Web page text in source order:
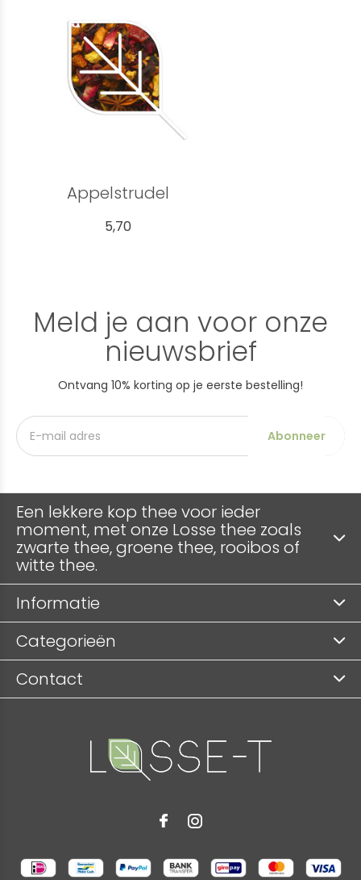
Appelstrudel
5,70
Meld je aan voor onze
nieuwsbrief
Ontvang 10% korting op je eerste bestelling!
Abonneer
Een lekkere kop thee voor ieder
moment, met onze Losse thee zoals
zwarte thee, groene thee, rooibos of
witte thee.
Informatie
Categorieën
Contact